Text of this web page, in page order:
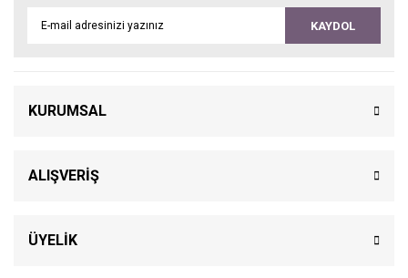
KAYDOL
KURUMSAL
ALIŞVERİŞ
ÜYELİK